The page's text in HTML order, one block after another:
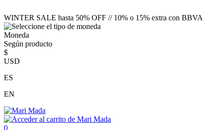
WINTER SALE hasta 50% OFF // 10% o 15% extra con BBVA
Moneda
Según producto
$
USD
ES
EN
0